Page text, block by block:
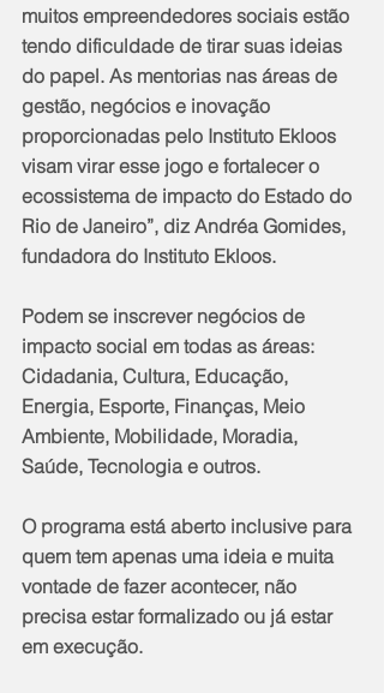
muitos empreendedores sociais estão
tendo dificuldade de tirar suas ideias
do papel. As mentorias nas áreas de
gestão, negócios e inovação
proporcionadas pelo Instituto Ekloos
visam virar esse jogo e fortalecer o
ecossistema de impacto do Estado do
Rio de Janeiro”, diz Andréa Gomides,
fundadora do Instituto Ekloos.
Podem se inscrever negócios de
impacto social em todas as áreas:
Cidadania, Cultura, Educação,
Energia, Esporte, Finanças, Meio
Ambiente, Mobilidade, Moradia,
Saúde, Tecnologia e outros.
O programa está aberto inclusive para
quem tem apenas uma ideia e muita
vontade de fazer acontecer, não
precisa estar formalizado ou já estar
em execução.